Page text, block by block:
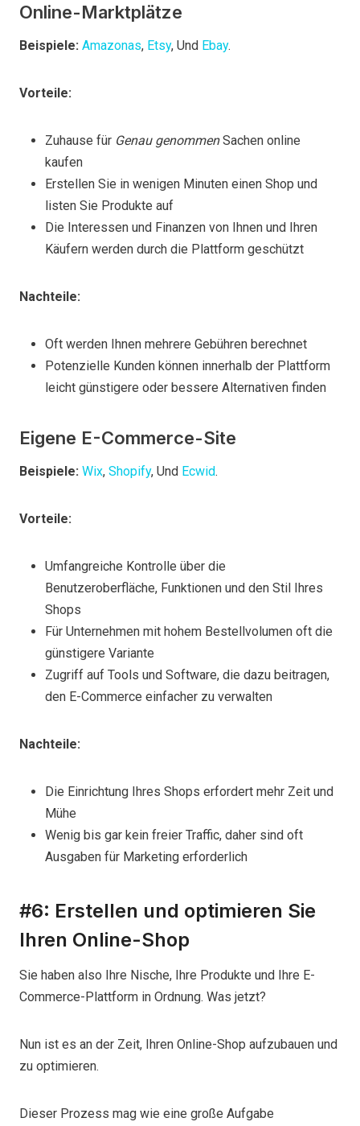
Online-Marktplätze
Beispiele: Amazonas, Etsy, Und Ebay.
Vorteile:
Zuhause für Genau genommenSachen online
kaufen
Erstellen Sie in wenigen Minuten einen Shop und
listen Sie Produkte auf
Die Interessen und Finanzen von Ihnen und Ihren
Käufern werden durch die Plattform geschützt
Nachteile:
Oft werden Ihnen mehrere Gebühren berechnet
Potenzielle Kunden können innerhalb der Plattform
leicht günstigere oder bessere Alternativen finden
Eigene E-Commerce-Site
Beispiele: Wix, Shopify, Und Ecwid.
Vorteile:
Umfangreiche Kontrolle über die
Benutzeroberfläche, Funktionen und den Stil Ihres
Shops
Für Unternehmen mit hohem Bestellvolumen oft die
günstigere Variante
Zugriff auf Tools und Software, die dazu beitragen,
den E-Commerce einfacher zu verwalten
Nachteile:
Die Einrichtung Ihres Shops erfordert mehr Zeit und
Mühe
Wenig bis gar kein freier Traffic, daher sind oft
Ausgaben für Marketing erforderlich
#6: Erstellen und optimieren Sie
Ihren Online-Shop
Sie haben also Ihre Nische, Ihre Produkte und Ihre E-
Commerce-Plattform in Ordnung. Was jetzt?
Nun ist es an der Zeit, Ihren Online-Shop aufzubauen und
zu optimieren.
Dieser Prozess mag wie eine große Aufgabe